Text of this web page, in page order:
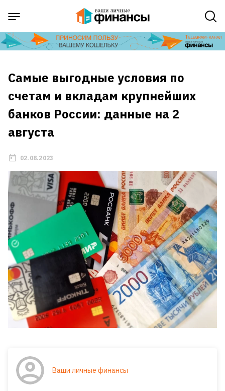
Самые выгодные условия по
счетам и вкладам крупнейших
банков России: данные на 2
августа
02.08.2023
Ваши личные финансы